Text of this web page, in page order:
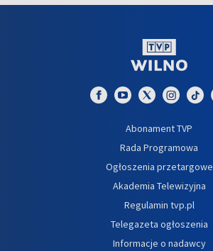
Abonament TVP
Rada Programowa
Ogłoszenia przetargowe
Akademia Telewizyjna
Regulamin tvp.pl
Telegazeta ogłoszenia
Informacje o nadawcy